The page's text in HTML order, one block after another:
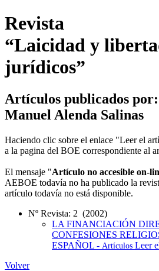
Revista
“Laicidad y
jurídicos”
Artículos publicados por:
Manuel Alenda Salinas
Haciendo clic sobre el enlace "Leer el
a la pagina del BOE correspondiente al
El mensaje "Artículo no accesible on-
AEBOE todavía no ha publicado la
artículo todavía no está disponible.
Nº Revista: 2 (2002)
LA FINANCIACIÓN
CONFESIONES
ESPAÑOL - Artículos Leer
Volver